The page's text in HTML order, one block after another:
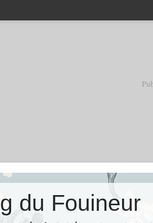
du Fouineur